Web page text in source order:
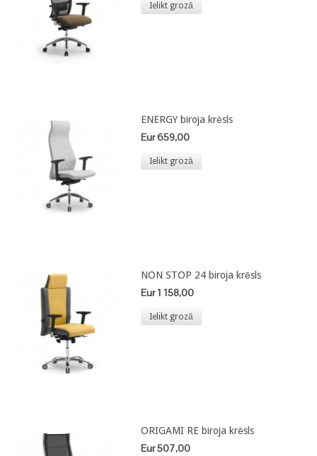
Ielikt grozā
ENERGY biroja krēsls
Eur 659,00
Ielikt grozā
NON STOP 24 biroja krēsls
Eur 1 158,00
Ielikt grozā
ORIGAMI RE biroja krēsls
Eur 507,00